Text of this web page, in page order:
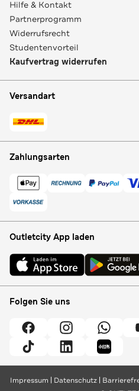
Hilfe & Kontakt
Partnerprogramm
Widerrufsrecht
Studentenvorteil
Kaufvertrag widerrufen
Versandart
Zahlungsarten
Outletcity App laden
Folgen Sie uns
Impressum Datenschutz